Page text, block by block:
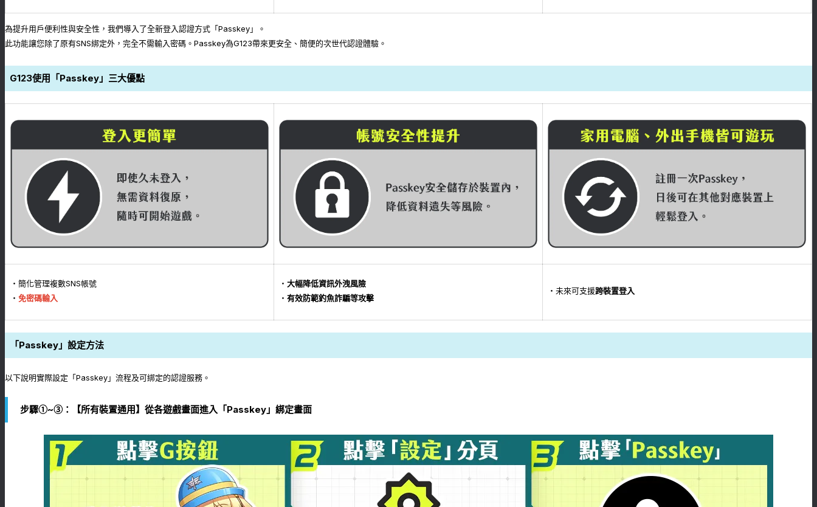
為提升用戶便利性與安全性，我們導入了全新登入認證方式「Passkey」。
此功能讓您除了原有SNS綁定外，完全不需輸入密碼。Passkey為G123帶來更安全、簡便的次世代認證體驗。
G123使用「Passkey」三大優點
・簡化管理複數SNS帳號
・ 免密碼輸入
・ 大幅降低資訊外洩風險
・ 有效防範釣魚詐騙等攻擊
・未來可支援跨裝置登入
「Passkey」設定方法
以下說明實際設定「Passkey」流程及可綁定的認證服務。
步驟①~③：【所有裝置通用】從各遊戲畫面進入「Passkey」綁定畫面